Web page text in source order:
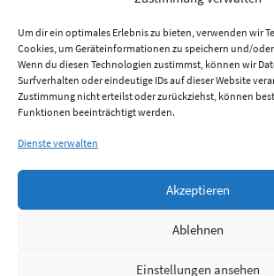
Um dir ein optimales Erlebnis zu bieten, verwenden wir
Cookies, um Geräteinformationen zu speichern und/
Wenn du diesen Technologien zustimmst, können wir
Surfverhalten oder eindeutige IDs auf dieser Website
Zustimmung nicht erteilst oder zurückziehst, können
Funktionen beeinträchtigt werden.
Dienste verwalten
Akzeptieren
Ablehnen
Einstellungen ansehen
Anmelden